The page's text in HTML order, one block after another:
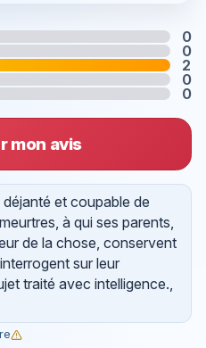
0
0
2
0
0
mon avis
et coupable de
à qui ses parents,
de la chose, conservent
sur leur
traité avec intelligence.,